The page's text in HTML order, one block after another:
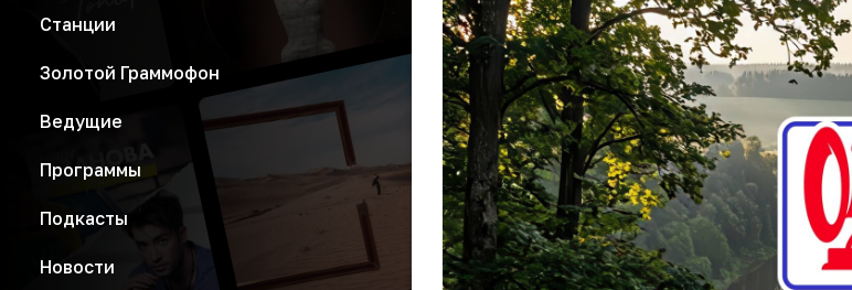
Станции
Золотой Граммофон
Ведущие
Программы
Подкасты
Новости